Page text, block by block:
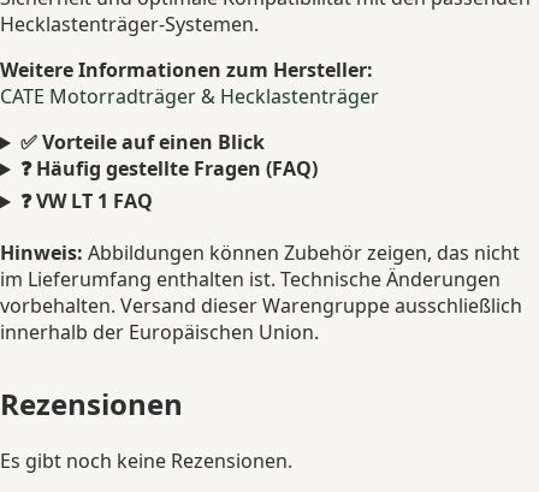
Hecklastenträger-Systemen.
Weitere Informationen zum Hersteller:
CATE Motorradträger & Hecklastenträger
✅ Vorteile auf einen Blick
❓ Häufig gestellte Fragen (FAQ)
❓ VW LT 1 FAQ
Hinweis: Abbildungen können Zubehör zeigen, das nicht
im Lieferumfang enthalten ist. Technische Änderungen
vorbehalten. Versand dieser Warengruppe ausschließlich
innerhalb der Europäischen Union.
Rezensionen
Es gibt noch keine Rezensionen.